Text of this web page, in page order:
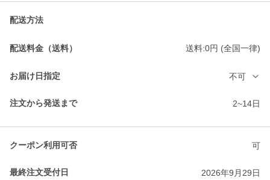
配送方法
配送料金（送料） 送料:0円 (全国一律)
お届け日指定 不可
注文から発送まで 2~14日
クーポン利用可否 可
最終注文受付日 2026年9月29日